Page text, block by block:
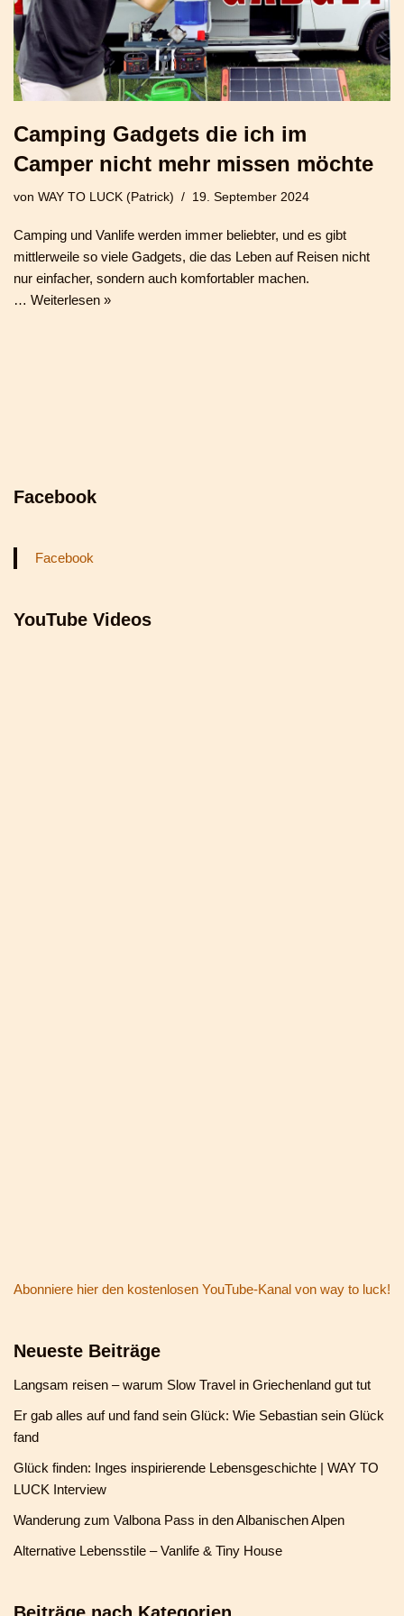
Camping Gadgets die ich im
Camper nicht mehr missen möchte
von WAY TO LUCK (Patrick) 19. September 2024
Camping und Vanlife werden immer beliebter, und es gibt
mittlerweile so viele Gadgets, die das Leben auf Reisen nicht
nur einfacher, sondern auch komfortabler machen.
… Weiterlesen »
Facebook
Facebook
YouTube Videos
Abonniere hier den kostenlosen YouTube-Kanal von way to luck!
Neueste Beiträge
Langsam reisen – warum Slow Travel in Griechenland gut tut
Er gab alles auf und fand sein Glück: Wie Sebastian sein Glück
fand
Glück finden: Inges inspirierende Lebensgeschichte | WAY TO
LUCK Interview
Wanderung zum Valbona Pass in den Albanischen Alpen
Alternative Lebensstile – Vanlife & Tiny House